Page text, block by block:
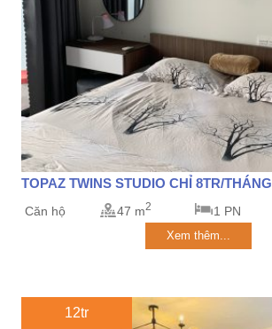
TOPAZ TWINS STUDIO CHỈ 8TR/THÁNG
Căn hộ 47 m2 1 PN
Xem thêm...
12tr